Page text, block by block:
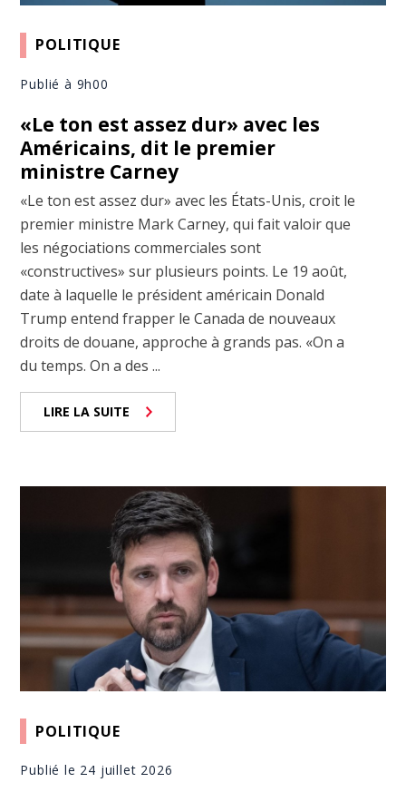
POLITIQUE
Publié à 9h00
«Le ton est assez dur» avec les
Américains, dit le premier
ministre Carney
«Le ton est assez dur» avec les États-Unis, croit le
premier ministre Mark Carney, qui fait valoir que
les négociations commerciales sont
«constructives» sur plusieurs points. Le 19 août,
date à laquelle le président américain Donald
Trump entend frapper le Canada de nouveaux
droits de douane, approche à grands pas. «On a
du temps. On a des ...
LIRE LA SUITE
POLITIQUE
Publié le 24 juillet 2026